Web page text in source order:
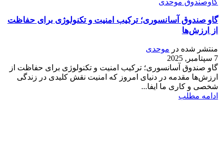
گاوصندوق موحدی
گاو صندوق آسانسوری؛ ترکیب امنیت و تکنولوژی برای حفاظت
از ارزش‌ها
منتشر شده در موحدی
7 سپتامبر, 2025
گاو صندوق آسانسوری؛ ترکیب امنیت و تکنولوژی برای حفاظت از
ارزش‌ها مقدمه در دنیای امروز که امنیت نقش کلیدی در زندگی
شخصی و کاری ما ایفا...
ادامه مطلب